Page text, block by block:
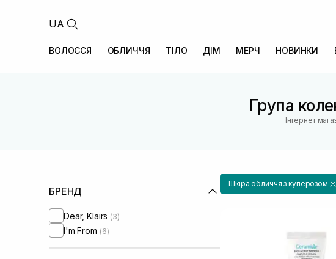
UA
ВОЛОССЯ ОБЛИЧЧЯ ТІЛО ДІМ МЕРЧ НОВИНКИ
Група
Інтернет
БРЕНД
Dear, Klairs (3)
I'm From (6)
Шкіра обличчя з куперозом